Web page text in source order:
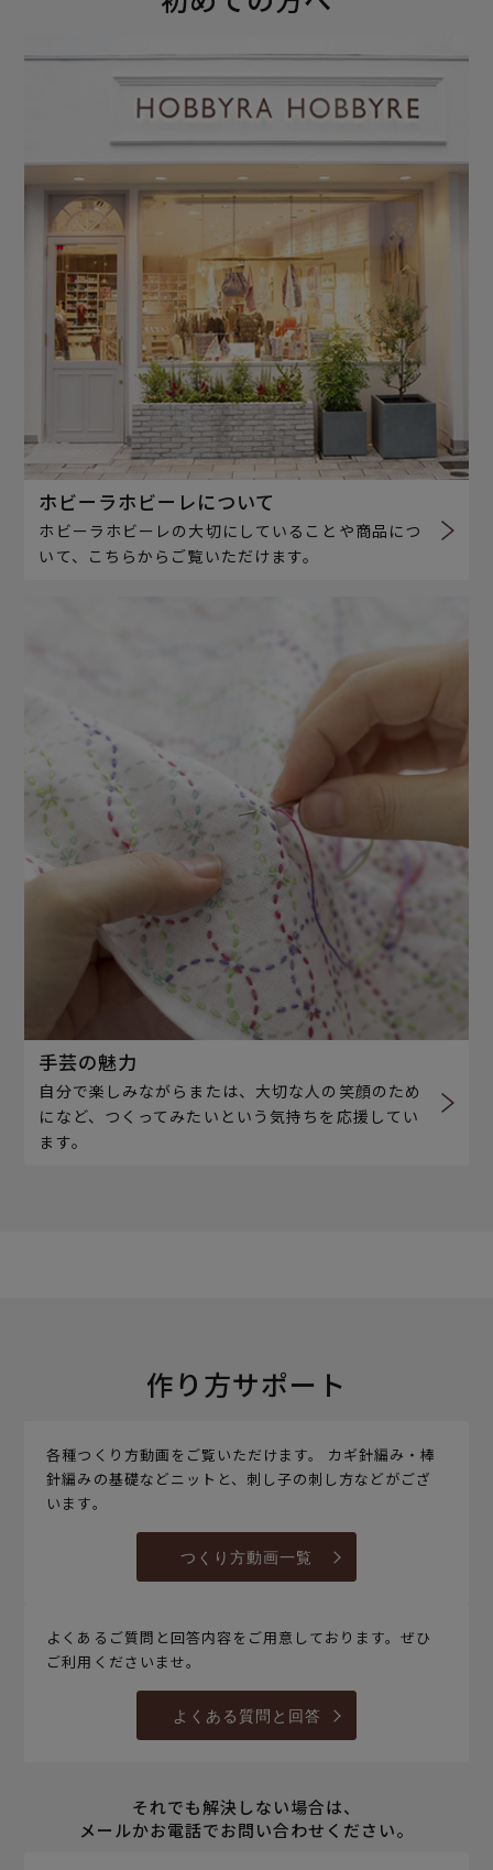
ホビーラホビーレについて
ホビーラホビーレの大切にしていることや商品につ
いて、こちらからご覧いただけます。
手芸の魅力
自分で楽しみながらまたは、大切な人の笑顔のため
になど、つくってみたいという気持ちを応援してい
ます。
作り方サポート
各種つくり方動画をご覧いただけます。 カギ針編み・棒
針編みの基礎などニットと、刺し子の刺し方などがござ
います。
つくり方動画一覧
よくあるご質問と回答内容をご用意しております。ぜひ
ご利用くださいませ。
よくある質問と回答
それでも解決しない場合は、
メールかお電話でお問い合わせください。